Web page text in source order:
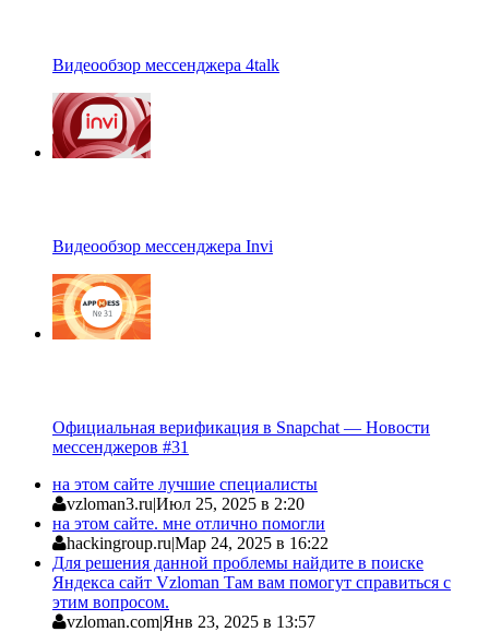
Видеообзор мессенджера 4talk
Видеообзор мессенджера Invi
Официальная верификация в Snapchat — Новости
мессенджеров #31
на этом сайте лучшие специалисты
vzloman3.ru|Июл 25, 2025 в 2:20
на этом сайте. мне отлично помогли
hackingroup.ru|Мар 24, 2025 в 16:22
Для решения данной проблемы найдите в поиске
Яндекса сайт Vzloman Там вам помогут справиться с
этим вопросом.
vzloman.com|Янв 23, 2025 в 13:57